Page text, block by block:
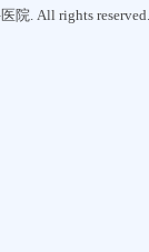
院. All rights reserved.